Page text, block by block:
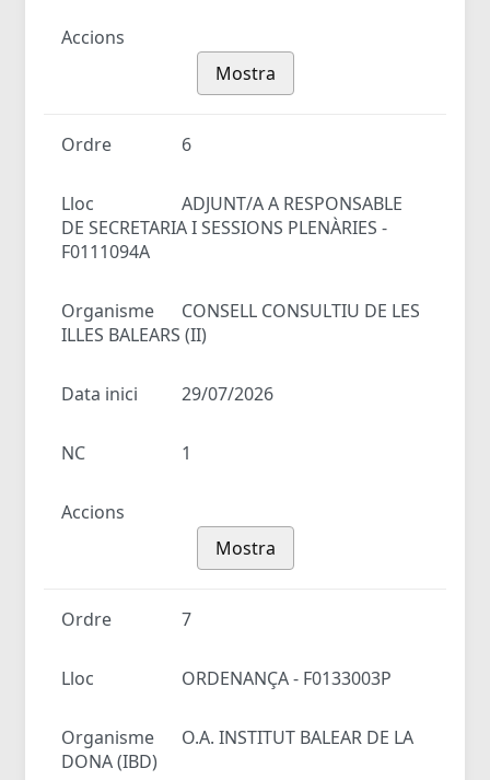
Accions
Mostra
Ordre 6
Lloc
ADJUNT/A A RESPONSABLE
DE SECRETARIA I SESSIONS PLENÀRIES -
F0111094A
Organisme
CONSELL CONSULTIU DE LES
ILLES BALEARS (II)
Data inici 29/07/2026
NC 1
Accions
Mostra
Ordre 7
Lloc ORDENANÇA - F0133003P
Organisme
O.A. INSTITUT BALEAR DE LA
DONA (IBD)